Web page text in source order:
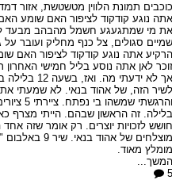
כוכבים תמונת הלווין מטשטשת, אזור
אתה נוגע קודקוד לציפור האם שומע
את מי שמתגעגע חשמל מהבהב מבעד
שמיים סגולים, צל כנף מחליק ועובר על
הרקיע אתה נוגע קודקוד לציפור האם
זוכר לאן אתה נוסע בליל חמישי האחרון
אך לא ידעתי
לשיר הזה, של אהוד בנאי. לא שמעתי את
בלילה. זה הראשון שבהם. הייתי מצרף
חושש לזכויות יוצרים. רק אומר שזה אחד
מוצלחים של אהוד
מומלץ מאוד.
המשך...
5